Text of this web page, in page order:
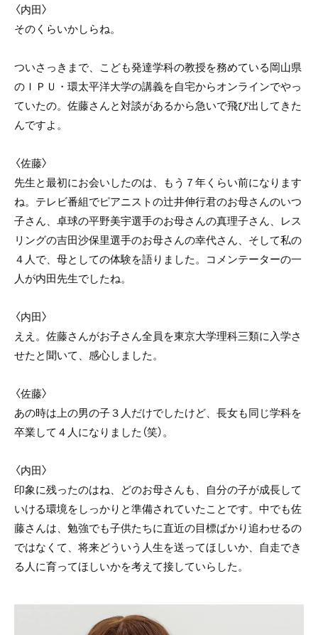
〈内田〉
そのくらいかしらね。
ついさっきまで、こども発達学科の教授を務めている岡山県
のＩＰＵ・環太平洋大学の講義を自宅からオンラインでやっ
ていたの。佐藤さんと対談があるから急いで飛び出してきた
んですよ。
〈佐藤〉
先生と最初にお会いしたのは、もう７年くらい前になります
ね。テレビ番組でピアニストの辻井伸行君のお母さんのいつ
子さん、卓球の平野美宇選手のお母さんの真理子さん、レス
リングの吉田沙保里選手のお母さんの幸代さん、そして私の
４人で、母としての体験を語りました。コメンテーターの一
人が内田先生でしたね。
〈内田〉
ええ。佐藤さんがお子さん全員を東京大学理科三類に入学さ
せたと聞いて、感心しました。
〈佐藤〉
あの時は上の男の子３人だけでしたけど、長女も同じ学科を
卒業して４人になりました（笑）。
〈内田〉
印象に残ったのはね、どのお母さんも、自分の子が成長して
いける環境をしっかりと準備されていたことです。中でも佐
藤さんは、勉強でも子供たちに直近の目標ばかり追わせるの
ではなくて、将来どういう人生を送ってほしいか、自走でき
る人に育ってほしいかを考えて接していらした。